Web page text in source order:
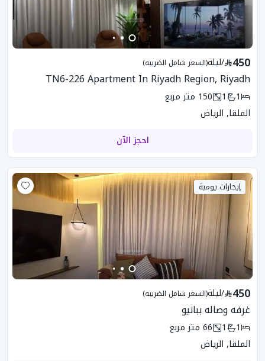
450
/ليلة(السعر شامل الضريبه)
TN6-226 Apartment In Riyadh Region, Riyadh
1
1
150 متر مربع
الملقا, الرياض
احجز الآن
إيجارات يومية
450
/ليلة(السعر شامل الضريبه)
غرفه وصاله ببانيو
1
1
66 متر مربع
الملقا, الرياض